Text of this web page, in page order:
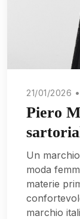
21/01/2026
Piero
Un
moda
materie
marchio